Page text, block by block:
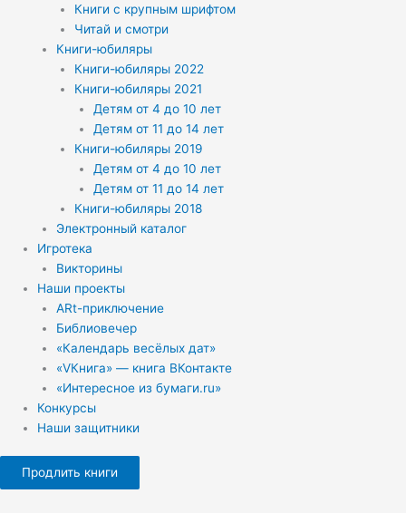
Книги с крупным шрифтом
Читай и смотри
Книги-юбиляры
Книги-юбиляры 2022
Книги-юбиляры 2021
Детям от 4 до 10 лет
Детям от 11 до 14 лет
Книги-юбиляры 2019
Детям от 4 до 10 лет
Детям от 11 до 14 лет
Книги-юбиляры 2018
Электронный каталог
Игротека
Викторины
Наши проекты
ARt-приключение
Библиовечер
«Календарь весёлых дат»
«VКнига» — книга ВКонтакте
«Интересное из бумаги.ru»
Конкурсы
Наши защитники
Продлить книги